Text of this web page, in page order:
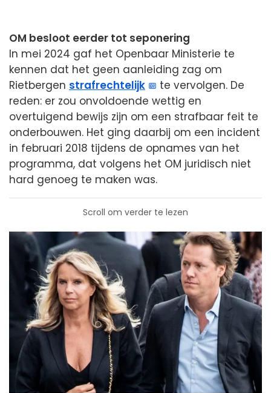
OM besloot eerder tot seponering
In mei 2024 gaf het Openbaar Ministerie te
kennen dat het geen aanleiding zag om
Rietbergen strafrechtelijk
te vervolgen. De
reden: er zou onvoldoende wettig en
overtuigend bewijs zijn om een strafbaar feit te
onderbouwen. Het ging daarbij om een incident
in februari 2018 tijdens de opnames van het
programma, dat volgens het OM juridisch niet
hard genoeg te maken was.
Scroll om verder te lezen